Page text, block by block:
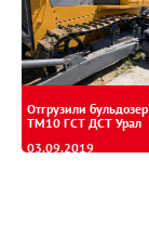
Отгрузили бульдозер
ТМ10 ГСТ ДСТ Урал
03.09.2019